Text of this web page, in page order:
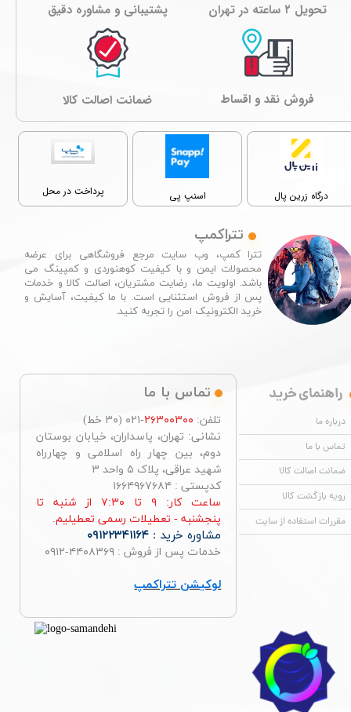
راهنمای خرید
درباره ما
تماس با ما
ضمانت اصالت کالا
رویه بازگشت کالا
مقررات استفاده از سایت
درگاه زرین پال اسنپ پی پرداخت در محل
تترا کمپ، وب سایت مرجع فروشگاهی برای عرضه
محصولات ایمن و با کیفیت کوهنوردی و کمپینگ می
باشد. اولویت ما، رضایت مشتریان، اصالت کالا و خدمات
پس از فروش استثنایی است. با ما کیفیت، آسایش و
خرید الکترونیک امن را تجربه کنید.​​​​​​​
تتراکمپ
تحویل ۲ ساعته در تهران پشتیبانی و مشاوره دقیق
فروش نقد و اقساط ﺿﻤﺎﻧﺖ اصالت کالا
تماس با ما
تلفن: ۲۶۳۰۰۳۰۰-۰۲۱ (۳۰ خط)
نشانی: تهران، پاسداران، خیابان بوستان
دوم، بین چهار راه اسلامی و چهارراه
شهید عراقی، پلاک ۵ واحد ۳
کدپستی : ۱۶۶۴۹۶۷۶۸۴
ساعت کار: ۹ تا ۷:۳۰ از شنبه تا
پنجشنبه - تعطیلات رسمی تعطیلیم.
مشاوره خرید : ۰۹۱۲۲۳۴۱۱۶۴
خدمات پس از فروش : ۴۴۰۸۳۶۹-۰۹۱۲
لوکیشن تتراکمپ